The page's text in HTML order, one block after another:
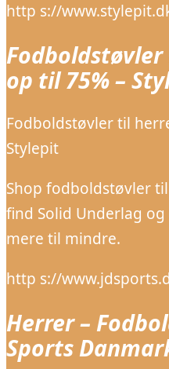
http s://
op til 75% –
Fodboldstøvler til
Stylepit
Shop fodboldstøvler
find Solid Underlag
mere til mindre.
http s://
Herrer –
Sports